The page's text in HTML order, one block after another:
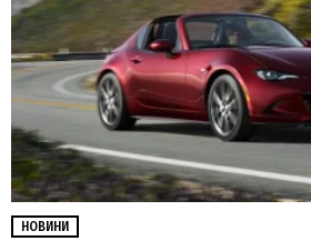
НОВИНИ